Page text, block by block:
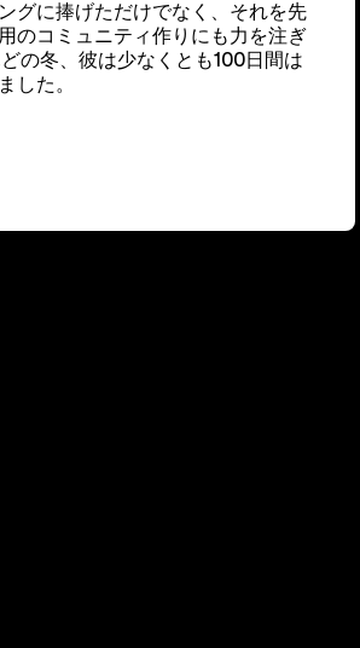
グに捧げただけでなく、それを先
のコミュニティ作りにも力を注ぎ
の冬、彼は少なくとも100日間は
した。